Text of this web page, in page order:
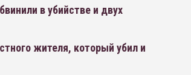
в убийстве и двух
жителя, который убил и